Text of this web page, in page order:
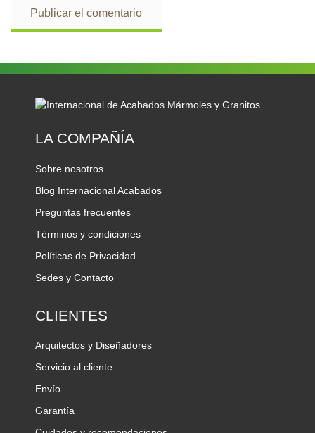
LA COMPAÑÍA
Sobre nosotros
Blog Internacional Acabados
Preguntas frecuentes
Términos y condiciones
Políticas de Privacidad
Sedes y Contacto
CLIENTES
Arquitectos y Diseñadores
Servicio al cliente
Envío
Garantía